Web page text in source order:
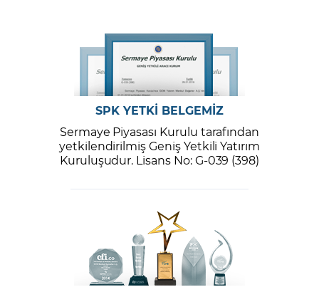
SPK YETKİ BELGEMİZ
Sermaye Piyasası Kurulu tarafından
yetkilendirilmiş Geniş Yetkili Yatırım
Kuruluşudur. Lisans No: G-039 (398)